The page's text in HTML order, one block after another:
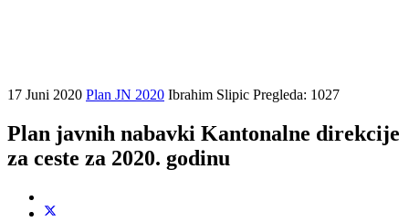
17 Juni 2020 Plan JN 2020 Ibrahim Slipic Pregleda: 1027
Plan javnih nabavki Kantonalne direkcije
za ceste za 2020. godinu